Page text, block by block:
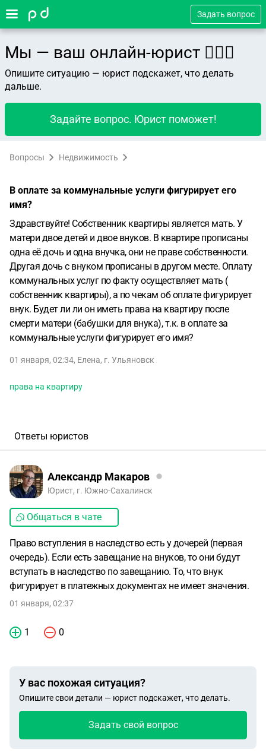
Задать вопрос
Мы — ваш онлайн-юрист 👨🏻‍⚖️
Опишите ситуацию — юрист подскажет, что делать
дальше.
Задайте вопрос. Юрист поможет!
Вопросы Недвижимость
В оплате за коммунальные услуги фигурирует его
имя?
Здравствуйте! Собственник квартиры является мать. У
матери двое детей и двое внуков. В квартире прописаны
одна её дочь и одна внучка, они не праве собственности.
Другая дочь с внуком прописаны в другом месте. Оплату
коммунальных услуг по факту осуществляет мать (
собственник квартиры), а по чекам об оплате фигурирует
внук. Будет ли ли он иметь права на квартиру после
смерти матери (бабушки для внука), т.к. в оплате за
коммунальные услуги фигурирует его имя?
01 января, 02:34, Елена, г. Ульяновск
права на квартиру
Ответы юристов
Александр Макаров
Юрист, г. Южно-Сахалинск
Общаться в чате
Право вступления в наследство есть у дочерей (первая
очередь). Если есть завещание на внуков, то они будут
вступать в наследство по завещанию. То, что внук
фигурирует в платежных документах не имеет значения.
01 января, 02:37
1 0
У вас похожая ситуация?
Опишите свои детали — юрист подскажет, что делать.
Задать свой вопрос